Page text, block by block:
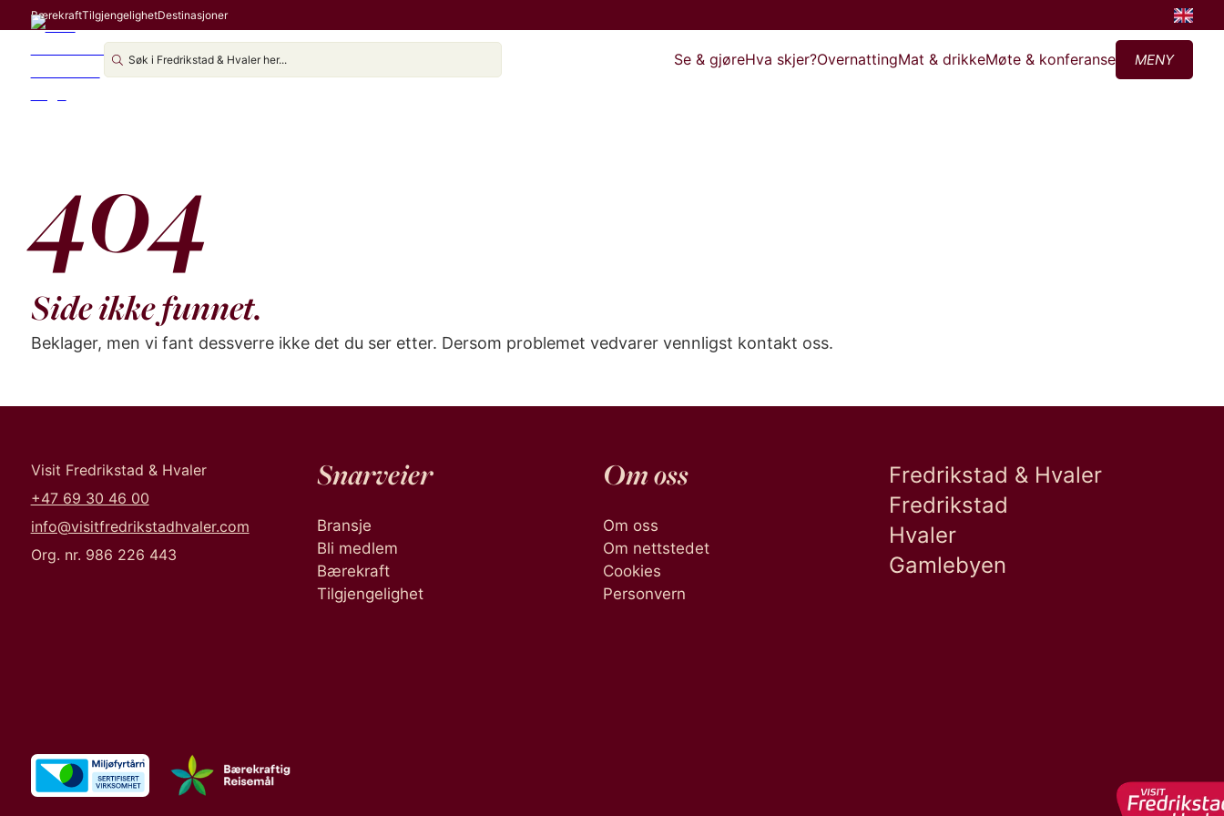
BærekraftTilgjengelighetDestinasjoner
Se & gjøreHva skjer?OvernattingMat & drikkeMøte & konferanse MENY
404
Side ikke funnet.
Beklager, men vi fant dessverre ikke det du ser etter. Dersom problemet vedvarer vennligst kontakt oss.
Visit Fredrikstad & Hvaler
+47 69 30 46 00
info@visitfredrikstadhvaler.com
Org. nr. 986 226 443
Snarveier
Bransje
Bli medlem
Bærekraft
Tilgjengelighet
Om oss
Om oss
Om nettstedet
Cookies
Personvern
Fredrikstad & Hvaler
Fredrikstad
Hvaler
Gamlebyen